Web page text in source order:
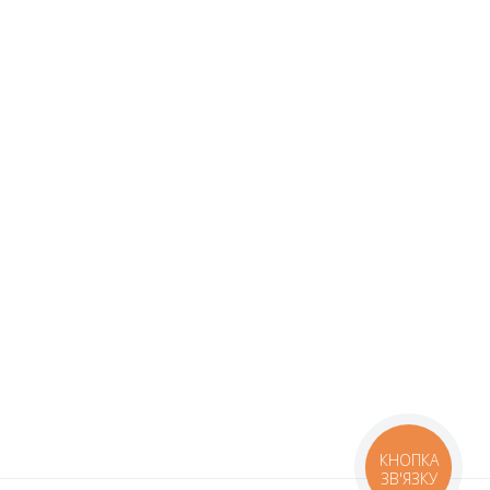
КНОПКА
ЗВ'ЯЗКУ